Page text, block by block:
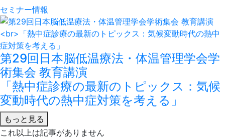
セミナー情報
第29回日本脳低温療法・体温管理学会学
術集会 教育講演
「熱中症診療の最新のトピックス：気候
変動時代の熱中症対策を考える」
もっと見る
これ以上は記事がありません